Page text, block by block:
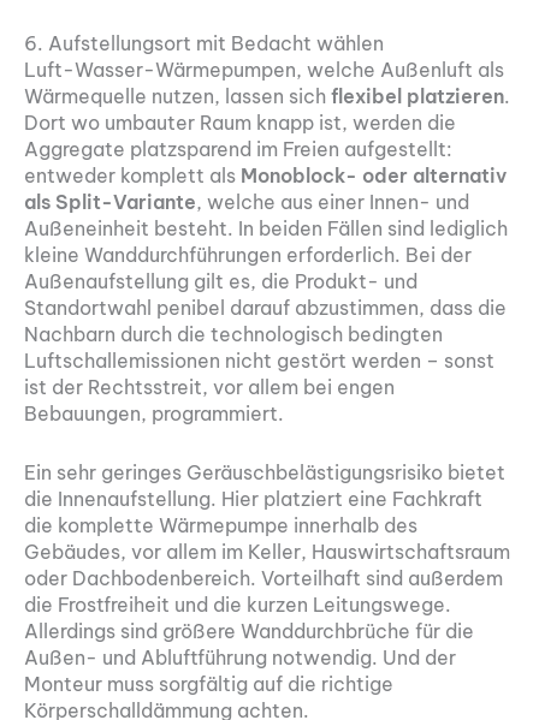
6. Aufstellungsort mit Bedacht wählen
Luft-Wasser-Wärmepumpen, welche Außenluft als
Wärmequelle nutzen, lassen sich flexibel platzieren.
Dort wo umbauter Raum knapp ist, werden die
Aggregate platzsparend im Freien aufgestellt:
entweder komplett als Monoblock- oder alternativ
als Split-Variante, welche aus einer Innen- und
Außeneinheit besteht. In beiden Fällen sind lediglich
kleine Wanddurchführungen erforderlich. Bei der
Außenaufstellung gilt es, die Produkt- und
Standortwahl penibel darauf abzustimmen, dass die
Nachbarn durch die technologisch bedingten
Luftschallemissionen nicht gestört werden – sonst
ist der Rechtsstreit, vor allem bei engen
Bebauungen, programmiert.
Ein sehr geringes Geräuschbelästigungsrisiko bietet
die Innenaufstellung. Hier platziert eine Fachkraft
die komplette Wärmepumpe innerhalb des
Gebäudes, vor allem im Keller, Hauswirtschaftsraum
oder Dachbodenbereich. Vorteilhaft sind außerdem
die Frostfreiheit und die kurzen Leitungswege.
Allerdings sind größere Wanddurchbrüche für die
Außen- und Abluftführung notwendig. Und der
Monteur muss sorgfältig auf die richtige
Körperschalldämmung achten.